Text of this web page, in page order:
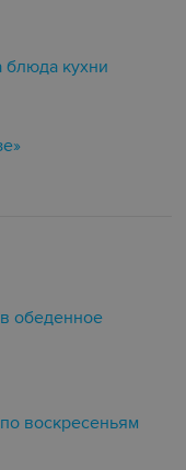
блюда кухни
обеденное
воскресеньям